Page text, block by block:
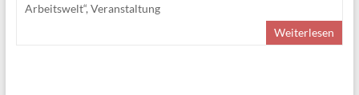
Arbeitswelt“, Veranstaltung
Weiterlesen